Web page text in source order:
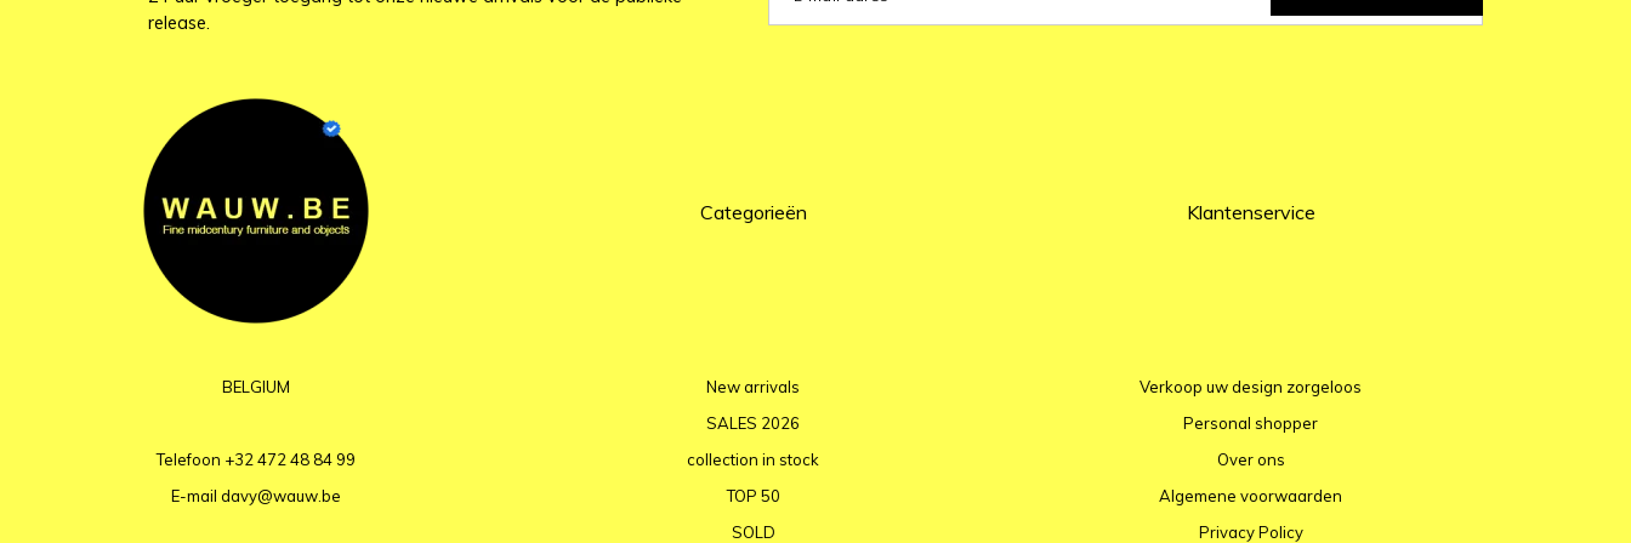
release.
BELGIUM
Telefoon +32 472 48 84 99
E-mail davy@wauw.be
Categorieën
New arrivals
SALES 2026
collection in stock
TOP 50
SOLD
Klantenservice
Verkoop uw design zorgeloos
Personal shopper
Over ons
Algemene voorwaarden
Privacy Policy